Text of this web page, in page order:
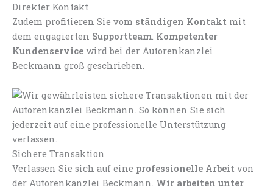
Direkter Kontakt
Zudem profitieren Sie vom ständigen Kontakt mit
dem engagierten Supportteam. Kompetenter
Kundenservice wird bei der Autorenkanzlei
Beckmann groß geschrieben.
Sichere Transaktion
Verlassen Sie sich auf eine professionelle Arbeit von
der Autorenkanzlei Beckmann. Wir arbeiten unter